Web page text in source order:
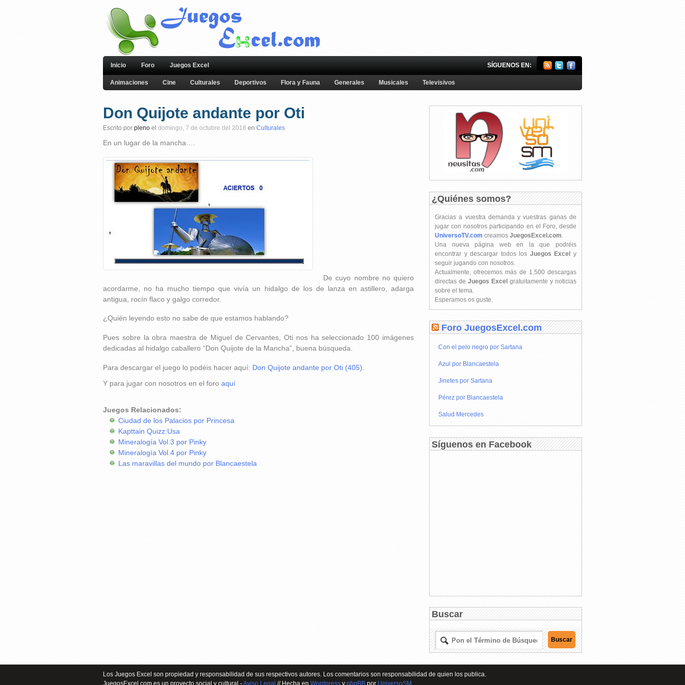
Inicio Foro Juegos Excel SÍGUENOS EN:
Animaciones Cine Culturales Deportivos Flora y Fauna Generales Musicales Televisivos
Don Quijote andante por Oti
Escrito por pleno el domingo, 7 de octubre del 2018 en Culturales
En un lugar de la mancha….
De cuyo nombre no quiero
acordarme, no ha mucho tiempo que vivía un hidalgo de los de lanza en astillero, adarga
antigua, rocín flaco y galgo corredor.
¿Quién leyendo esto no sabe de que estamos hablando?
Pues sobre la obra maestra de Miguel de Cervantes, Oti nos ha seleccionado 100 imágenes
dedicadas al hidalgo caballero “Don Quijote de la Mancha”, buena búsqueda.
Para descargar el juego lo podéis hacer aquí: Don Quijote andante por Oti (405)
Y para jugar con nosotros en el foro aquí
Juegos Relacionados:
Ciudad de los Palacios por Princesa
Kapttain Quizz:Usa
Mineralogía Vol.3 por Pinky
Mineralogía Vol.4 por Pinky
Las maravillas del mundo por Blancaestela
¿Quiénes somos?
Gracias a vuestra demanda y vuestras ganas de
jugar con nosotros participando en el Foro, desde
UniversoTV.com creamos JuegosExcel.com
Una nueva página web en la que podréis
encontrar y descargar todos los Juegos Excel y
seguir jugando con nosotros.
Actualmente, ofrecemos más de 1.500 descargas
directas de Juegos Excel gratuitamente y noticias
sobre el tema.
Esperamos os guste.
Foro JuegosExcel.com
Con el pelo negro por Sartana
Azul por Blancaestela
Jinetes por Sartana
Pérez por Blancaestela
Salud Mercedes
Síguenos en Facebook
Buscar
Los Juegos Excel son propiedad y responsabilidad de sus respectivos autores. Los comentarios son responsabilidad de quien los publica.
JuegosExcel.com es un proyecto social y cultural -Aviso Legal // Hecha en Wordpress y phpBB por UniversoSM